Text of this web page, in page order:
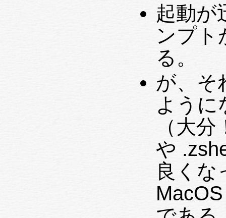
起動が
ンプト
る。
が、そ
ように
（大
や
良くな